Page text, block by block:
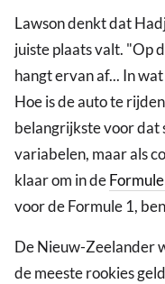
Lawson denkt dat
juiste plaats valt. "Op
hangt ervan af... In
Hoe is de auto te
belangrijkste voor dat
variabelen, maar als
klaar om in de
voor de Formule 1,
De Nieuw-Zeelander
de meeste rookies